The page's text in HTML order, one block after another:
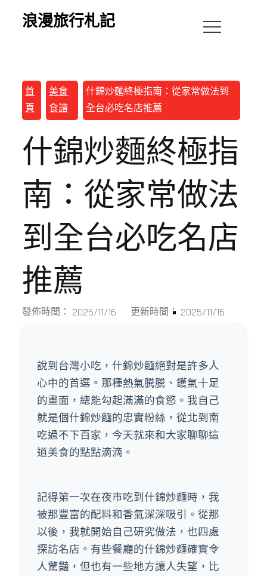
浪漫旅行札記
首
頁
美食
食譜
什錦炒麵終極指南：從家常做法到
全台必吃名店推薦
什錦炒麵終極指
南：從家常做法
到全台必吃名店
推薦
發佈時間： 2025/11/16 更新時間： 2025/11/16
說到台灣小吃，什錦炒麵絕對是許多人
心中的首選。那種熱氣騰騰、鑊氣十足
的畫面，總能勾起滿滿的食慾。我自己
就是個什錦炒麵的忠實粉絲，從北到南
吃過不下百家，今天就來和大家聊聊這
道美食的點點滴滴。
記得第一次在夜市吃到什錦炒麵時，我
被那豐富的配料和香氣深深吸引。從那
以後，我就開始自己研究做法，也四處
探訪名店。有些餐廳的什錦炒麵確實令
人驚豔，但也有一些地方讓人失望，比